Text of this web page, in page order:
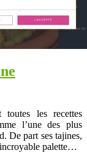
toutes les recettes
l’une des plus
De part ses tajines,
incroyable palette…